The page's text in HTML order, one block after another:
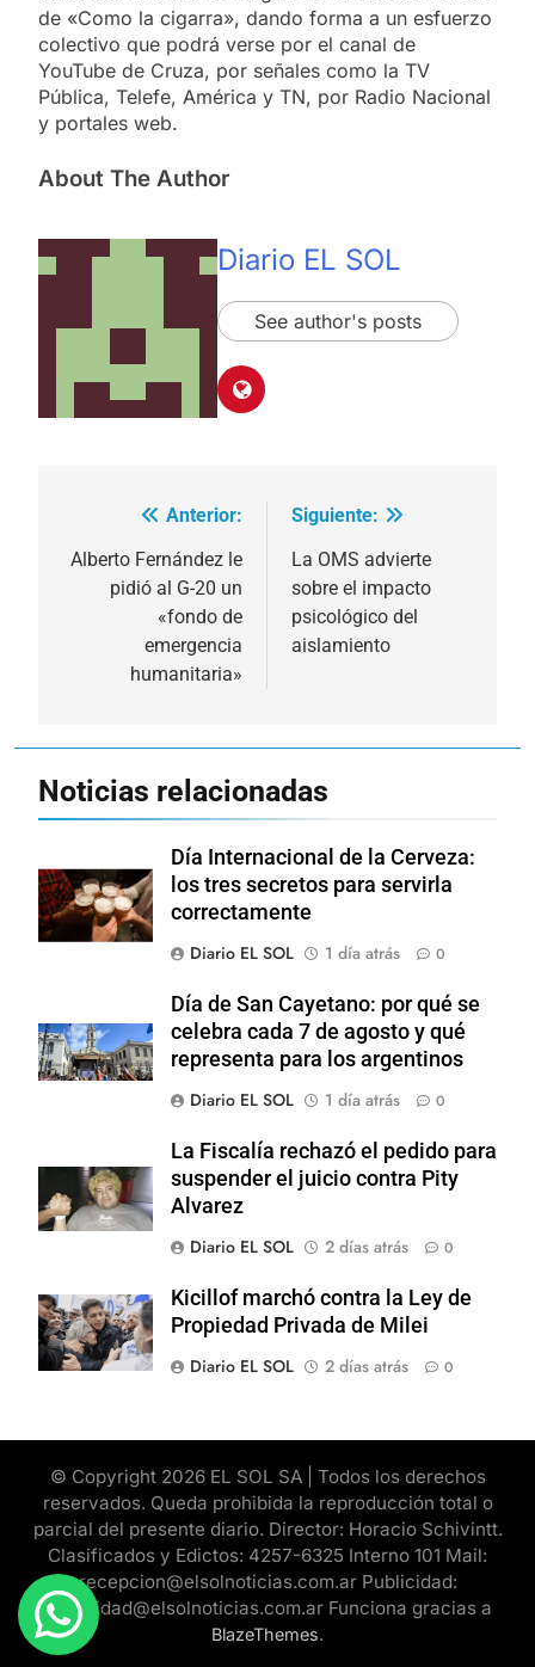
de «Como la cigarra», dando forma a un esfuerzo
colectivo que podrá verse por el canal de
YouTube de Cruza, por señales como la TV
Pública, Telefe, América y TN, por Radio Nacional
y portales web.
About The Author
Diario EL SOL
See author's posts
Navegación
de
entradas
Anterior:
Alberto Fernández le
pidió al G-20 un
«fondo de
emergencia
humanitaria»
Siguiente:
La OMS advierte
sobre el impacto
psicológico del
aislamiento
Noticias relacionadas
Día Internacional de la Cerveza:
los tres secretos para servirla
correctamente
Diario EL SOL
1 día atrás 0
Día de San Cayetano: por qué se
celebra cada 7 de agosto y qué
representa para los argentinos
Diario EL SOL
1 día atrás 0
La Fiscalía rechazó el pedido para
suspender el juicio contra Pity
Alvarez
Diario EL SOL
2 días atrás 0
Kicillof marchó contra la Ley de
Propiedad Privada de Milei
Diario EL SOL
2 días atrás 0
© Copyright 2026 EL SOL SA | Todos los derechos
reservados. Queda prohibida la reproducción total o
parcial del presente diario. Director: Horacio Schivintt.
Clasificados y Edictos: 4257-6325 Interno 101 Mail:
recepcion@elsolnoticias.com.ar Publicidad:
publicidad@elsolnoticias.com.ar Funciona gracias a
BlazeThemes.